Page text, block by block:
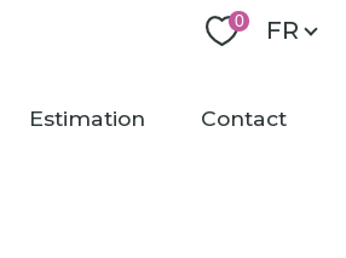
0 FR
estimation contact